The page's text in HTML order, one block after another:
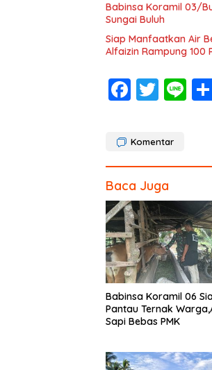
Babinsa Koramil 03/
Sungai Buluh
Siap Manfaatkan Air
Alfaizin Rampung 100
F
e
o
o
k
T
itt
Li
Komentar
Baca Juga
Babinsa Koramil 06
Pantau Ternak
Sapi Bebas PMK